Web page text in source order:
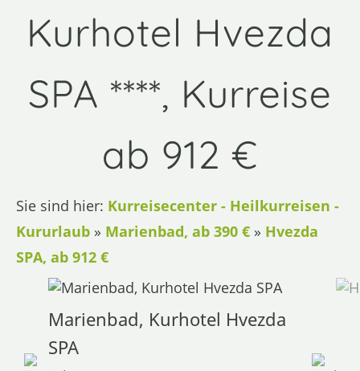
Kurhotel Hvezda
SPA ****, Kurreise
ab 912 €
Sie sind hier: Kurreisecenter - Heilkurreisen -
Kururlaub » Marienbad, ab 390 € » Hvezda
SPA, ab 912 €
Marienbad, Kurhotel Hvezda
SPA